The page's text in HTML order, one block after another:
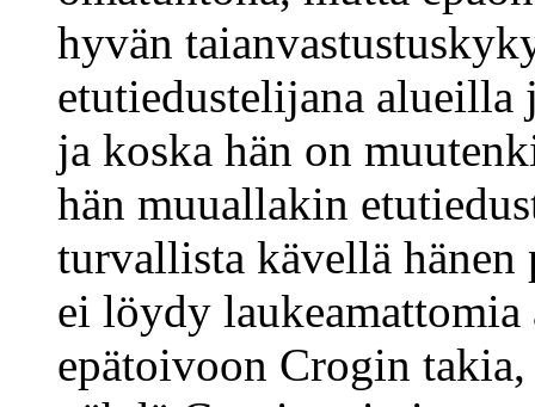
hyvän
etutiedustelijana alueilla
ja koska hän on
hän muuallakin
turvallista kävellä hänen
ei löydy
epätoivoon Crogin